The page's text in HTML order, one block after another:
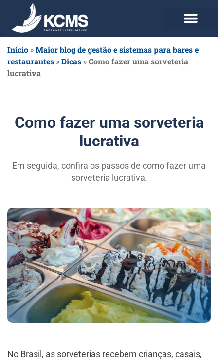
Início »Maior blog de gestão e sistemas para bares e
restaurantes »Dicas »Como fazer uma sorveteria
lucrativa
Como fazer uma sorveteria
lucrativa
Em seguida, confira os passos de como fazer uma
sorveteria lucrativa.
No Brasil, as sorveterias recebem crianças, casais,